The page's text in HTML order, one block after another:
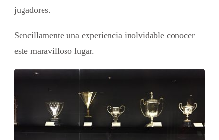
jugadores.
Sencillamente una experiencia inolvidable conocer
este maravilloso lugar.